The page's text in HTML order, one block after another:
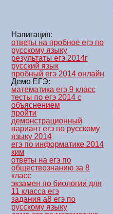
Навигация:
ответы на пробное егэ по
русскому языку
результаты егэ 2014г
русский язык
пробный егэ 2014 онлайн
Демо ЕГЭ:
математика егэ 9 класс
тесты по егэ 2014 с
объяснением
пройти
демонстрационный
вариант егэ по русскому
языку 2014
егэ по информатике 2014
ким
ответы на егэ по
обществознанию за 8
класс
экзамен по биологии для
11 класса егэ
задания а8 егэ по
русскому языку